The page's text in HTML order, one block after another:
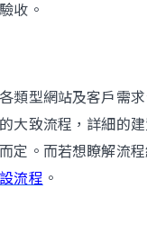
收。
類型網站及客戶需
大致流程，詳細的
定。而若想瞭解流
流程 。